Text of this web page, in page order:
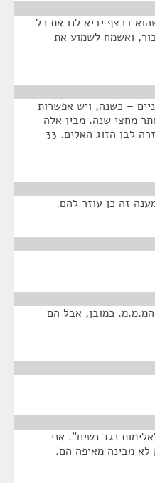
ברצף יביא לנו את כל
ואשמח לשמוע את
– כשנה, ויש אפשרות
מחצי שנה. מבין אלה
ששהו יותר מחצי שנה רק אחת חזרה לבן הזוג האלים. 33
זה כן עוזר להם.
כמובן, אבל הם
נגד נשים". אני
מבינה מאיפה הם.